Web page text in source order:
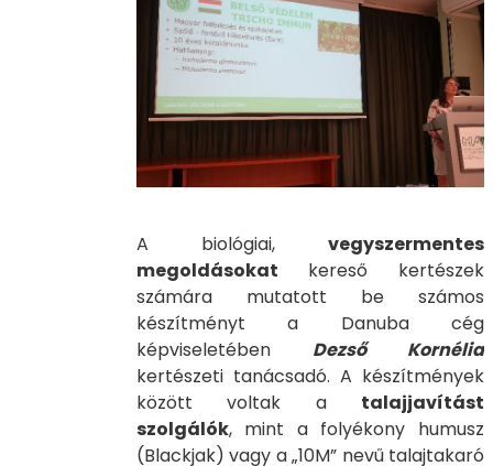
A biológiai, vegyszermentes
megoldásokat kereső kertészek
számára mutatott be számos
készítményt a Danuba cég
képviseletében Dezső Kornélia
kertészeti tanácsadó. A készítmények
között voltak a talajjavítást
szolgálók, mint a folyékony humusz
(Blackjak) vagy a „10M” nevű talajtakaró